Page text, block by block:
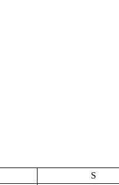
S